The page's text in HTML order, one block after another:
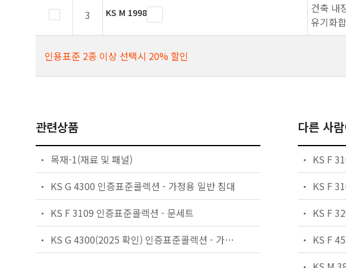
3 KS M 1998
건축 내
유기화
인용표준 2종 이상 선택시 20% 할인
관련상품
목재-1(재료 및 패널)
KS G 4300 인증표준콜렉션 - 가정용 일반 침대
KS F 3109 인증표준콜렉션 - 문세트
KS G 4300(2025 확인) 인증표준콜렉션 - 가정용 일반 침대
다른 사
KS F
KS F
KS F
KS F